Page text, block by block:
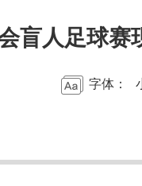
盲人足球赛
字体：